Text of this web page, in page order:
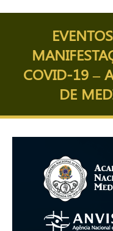
COVID-19 –
DE